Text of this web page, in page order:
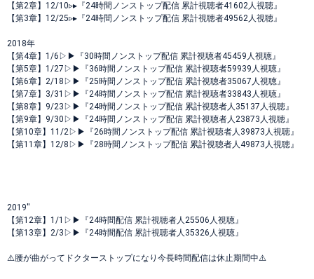
【第2章】12/10▹▸ 『24時間ノンストップ配信 累計視聴者41602人視聴』
【第3章】12/25▹▸ 『24時間ノンストップ配信 累計視聴者49562人視聴』
2018年
【第4章】1/6▷▶︎『30時間ノンストップ配信 累計視聴者45459人視聴』
【第5章】1/27▷▶︎『36時間ノンストップ配信 累計視聴者59939人視聴』
【第6章】2/18▷▶︎『25時間ノンストップ配信 累計視聴者35067人視聴』
【第7章】3/31▷▶︎『24時間ノンストップ配信 累計視聴者33843人視聴』
【第8章】9/23▷▶︎『24時間ノンストップ配信 累計視聴者人35137人視聴』
【第9章】9/30▷▶︎『24時間ノンストップ配信 累計視聴者人23873人視聴』
【第10章】11/2▷▶︎『26時間ノンストップ配信 累計視聴者人39873人視聴』
【第11章】12/8▷▶︎『28時間ノンストップ配信 累計視聴者人49873人視聴』
2019''
【第12章】1/1▷▶︎『24時間配信 累計視聴者人25506人視聴』
【第13章】2/3▷▶︎『24時間配信 累計視聴者人35326人視聴』
⚠️腰が曲がってドクターストップになり今長時間配信は休止期間中⚠️